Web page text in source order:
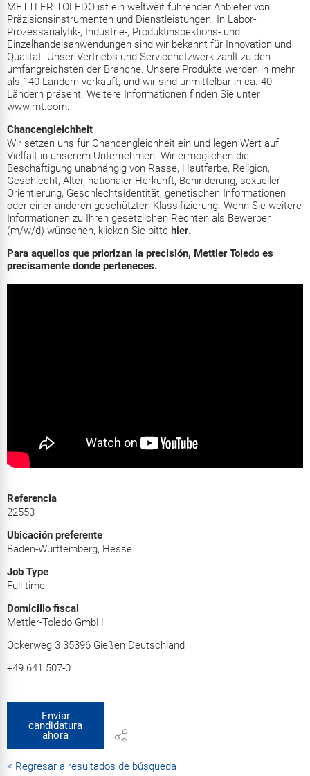
METTLER TOLEDO ist ein weltweit führender Anbieter von
Präzisionsinstrumenten und Dienstleistungen. In Labor-,
Prozessanalytik-, Industrie-, Produktinspektions- und
Einzelhandelsanwendungen sind wir bekannt für Innovation und
Qualität. Unser Vertriebs-und Servicenetzwerk zählt zu den
umfangreichsten der Branche. Unsere Produkte werden in mehr
als 140 Ländern verkauft, und wir sind unmittelbar in ca. 40
Ländern präsent. Weitere Informationen finden Sie unter
www.mt.com.
Chancengleichheit
Wir setzen uns für Chancengleichheit ein und legen Wert auf
Vielfalt in unserem Unternehmen. Wir ermöglichen die
Beschäftigung unabhängig von Rasse, Hautfarbe, Religion,
Geschlecht, Alter, nationaler Herkunft, Behinderung, sexueller
Orientierung, Geschlechtsidentität, genetischen Informationen
oder einer anderen geschützten Klassifizierung. Wenn Sie weitere
Informationen zu Ihren gesetzlichen Rechten als Bewerber
(m/w/d) wünschen, klicken Sie bitte hier.
Para aquellos que priorizan la precisión, Mettler Toledo es
precisamente donde perteneces.
Referencia
22553
Ubicación preferente
Baden-Württemberg, Hesse
Job Type
Full-time
Domicilio fiscal
Mettler-Toledo GmbH
Ockerweg 3 35396 Gießen Deutschland
+49 641 507-0
Enviar
candidatura
ahora
< Regresar a resultados de búsqueda